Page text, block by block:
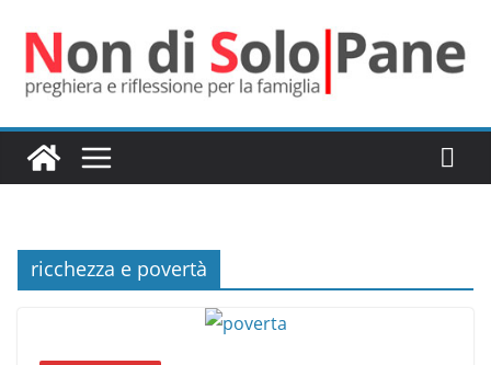
contenuto
ricchezza e povertà